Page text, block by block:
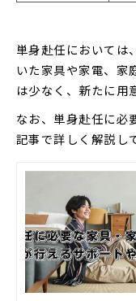
単身赴任においては
いた家具や家電、家
は少なく、新たに用
なお、単身赴任に必
記事で詳しく解説し